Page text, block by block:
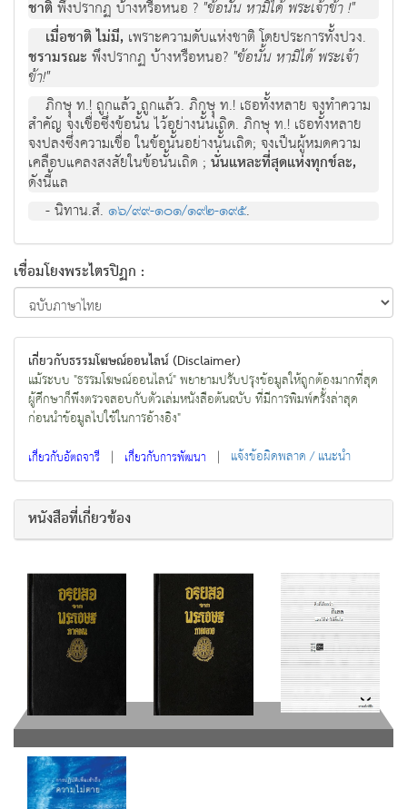
ชาติพึงปรากฏ บ้างหรือหนอ ? "ข้อนั้น หามิได้ พระเจ้าข้า !"
เมื่อชาติ ไม่มี, เพราะความดับแห่งชาติ โดยประการทั้งปวง.
ชรามรณะ พึงปรากฏ บ้างหรือหนอ? "ข้อนั้น หามิได้ พระเจ้า
ข้า!"
ภิกษุุ ท.! ถูกแล้ว ถูกแล้ว. ภิกษุุ ท.! เธอทั้งหลาย จงทำความ
สำคัญ จงเชื่อซึ่งข้อนั้น ไว้อย่างนั้นเถิด. ภิกษุ ท.! เธอทั้งหลาย
จงปลงซึ่งความเชื่อ ในข้อนั้นอย่างนั้นเถิด; จงเป็นผู้หมดความ
เคลือบแคลงสงสัยในข้อนั้นเถิด ; นั่นแหละที่สุดแห่งทุกข์ละ,
ดังนี้แล
- นิทาน.สํ.๑๖/๙๙-๑๐๑/๑๙๒-๑๙๕.
เชื่อมโยงพระไตรปิฏก :
เกี่ยวกับธรรมโฆษณ์ออนไลน์ (Disclaimer)
แม้ระบบ "ธรรมโฆษณ์ออนไลน์" พยายามปรับปรุงข้อมูลให้ถูกต้องมากที่สุด
ผู้ศึกษาก็พึงตรวจสอบกับตัวเล่มหนังสือต้นฉบับ ที่มีการพิมพ์ครั้งล่าสุด
ก่อนนำข้อมูลไปใช้ในการอ้างอิง"
เกี่ยวกับอัตถจารี | เกี่ยวกับการพัฒนา | แจ้งข้อผิดพลาด / แนะนำ
หนังสือที่เกี่ยวข้อง